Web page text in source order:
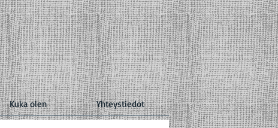
Kuka olen Yhteystiedot